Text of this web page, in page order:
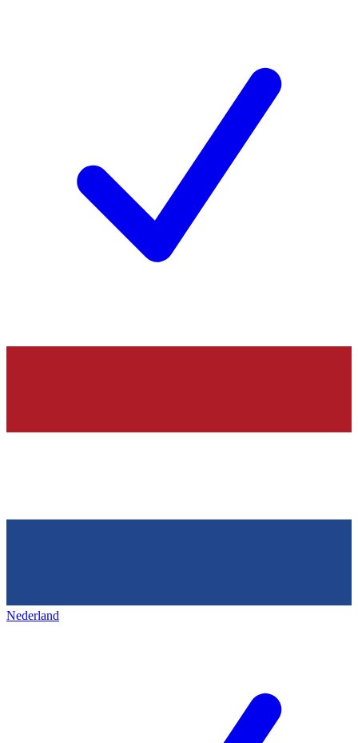
Nederland